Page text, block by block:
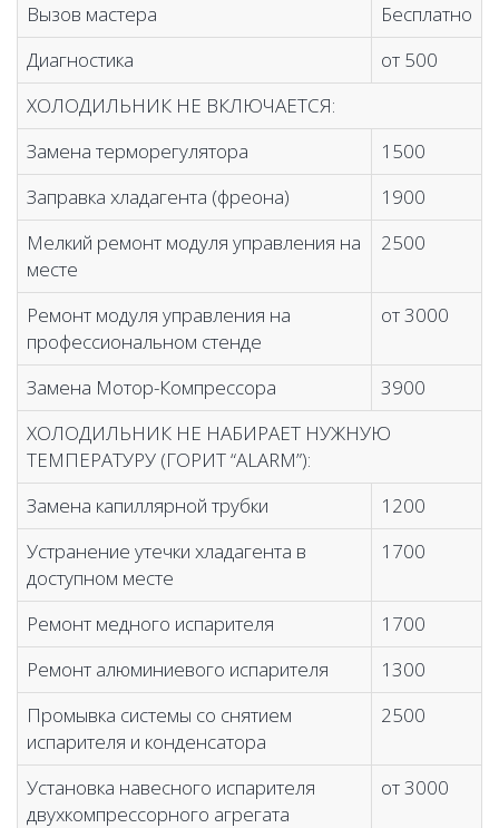
Вызов мастера
Бесплатно
Диагностика
от 500
ХОЛОДИЛЬНИК НЕ ВКЛЮЧАЕТСЯ:
Замена терморегулятора
1500
Заправка хладагента (фреона)
1900
Мелкий ремонт модуля управления на
месте
2500
Ремонт модуля управления на
профессиональном стенде
от 3000
Замена Мотор-Компрессора
3900
ХОЛОДИЛЬНИК НЕ НАБИРАЕТ НУЖНУЮ
ТЕМПЕРАТУРУ (ГОРИТ “ALARM”):
Замена капиллярной трубки
1200
Устранение утечки хладагента в
доступном месте
1700
Ремонт медного испарителя
1700
Ремонт алюминиевого испарителя
1300
Промывка системы со снятием
испарителя и конденсатора
2500
Установка навесного испарителя
двухкомпрессорного агрегата
от 3000